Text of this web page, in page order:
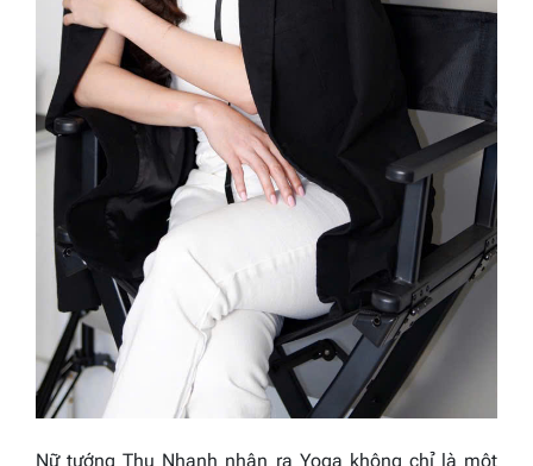
Nữ tướng Thu Nhanh nhận ra Yoga không chỉ là một